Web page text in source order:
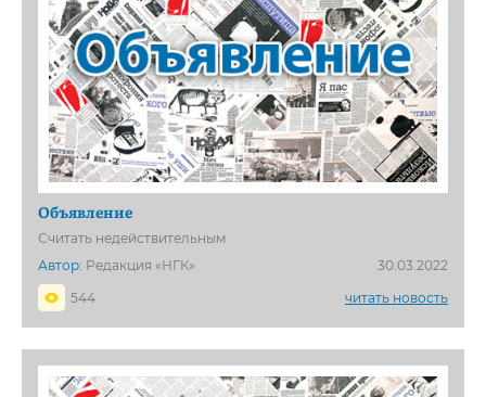
Объявление
Считать недействительным
Автор: Редакция «НГК»
30.03.2022
544
читать новость